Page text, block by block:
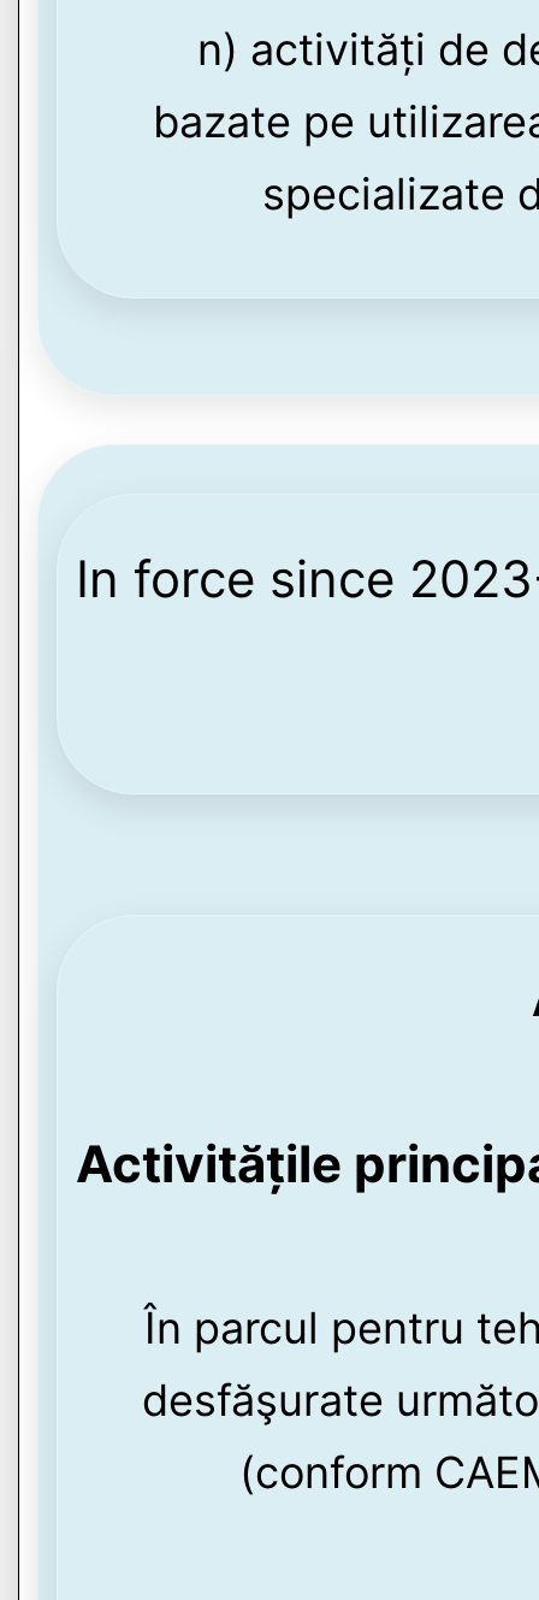
n) activități de
bazate pe
specializate
In force since
Activitățile
În parcul pentru
desfăşurate
(conform